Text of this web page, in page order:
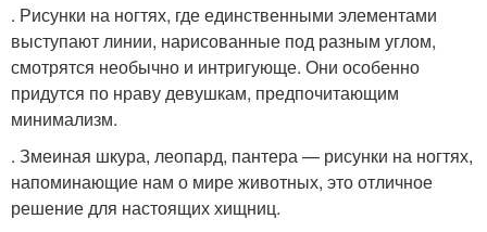
. Рисунки на ногтях, где единственными элементами
выступают линии, нарисованные под разным углом,
смотрятся необычно и интригующе. Они особенно
придутся по нраву девушкам, предпочитающим
минимализм.
. Змеиная шкура, леопард, пантера — рисунки на ногтях,
напоминающие нам о мире животных, это отличное
решение для настоящих хищниц.